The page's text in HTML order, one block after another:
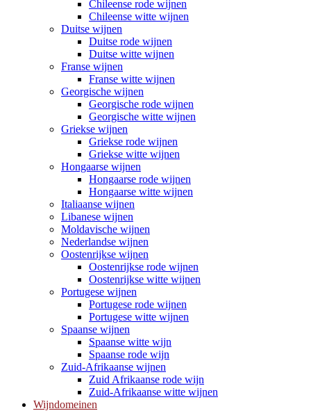
Chileense rode wijnen
Chileense witte wijnen
Duitse wijnen
Duitse rode wijnen
Duitse witte wijnen
Franse wijnen
Franse witte wijnen
Georgische wijnen
Georgische rode wijnen
Georgische witte wijnen
Griekse wijnen
Griekse rode wijnen
Griekse witte wijnen
Hongaarse wijnen
Hongaarse rode wijnen
Hongaarse witte wijnen
Italiaanse wijnen
Libanese wijnen
Moldavische wijnen
Nederlandse wijnen
Oostenrijkse wijnen
Oostenrijkse rode wijnen
Oostenrijkse witte wijnen
Portugese wijnen
Portugese rode wijnen
Portugese witte wijnen
Spaanse wijnen
Spaanse witte wijn
Spaanse rode wijn
Zuid-Afrikaanse wijnen
Zuid Afrikaanse rode wijn
Zuid-Afrikaanse witte wijnen
Wijndomeinen